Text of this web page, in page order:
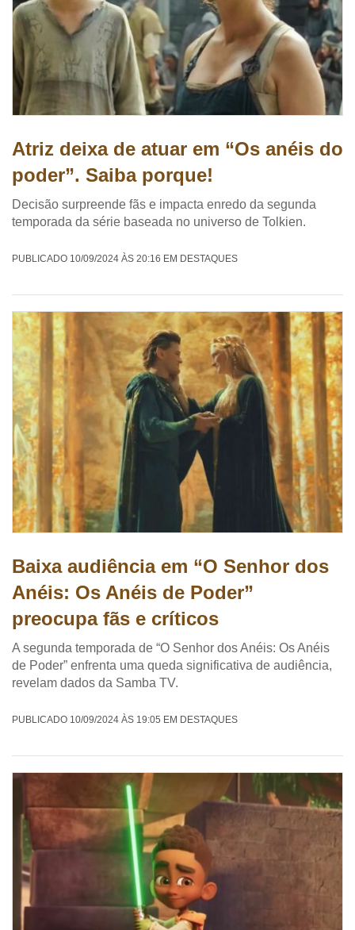
Atriz deixa de atuar em “Os anéis do
poder”. Saiba porque!
Decisão surpreende fãs e impacta enredo da segunda
temporada da série baseada no universo de Tolkien.
PUBLICADO 10/09/2024 ÀS 20:16 EM DESTAQUES
Baixa audiência em “O Senhor dos
Anéis: Os Anéis de Poder”
preocupa fãs e críticos
A segunda temporada de “O Senhor dos Anéis: Os Anéis
de Poder” enfrenta uma queda significativa de audiência,
revelam dados da Samba TV.
PUBLICADO 10/09/2024 ÀS 19:05 EM DESTAQUES